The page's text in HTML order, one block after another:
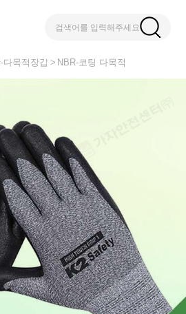
검색어를 입력해주세요
다목적장갑 NBR-코팅 다목적